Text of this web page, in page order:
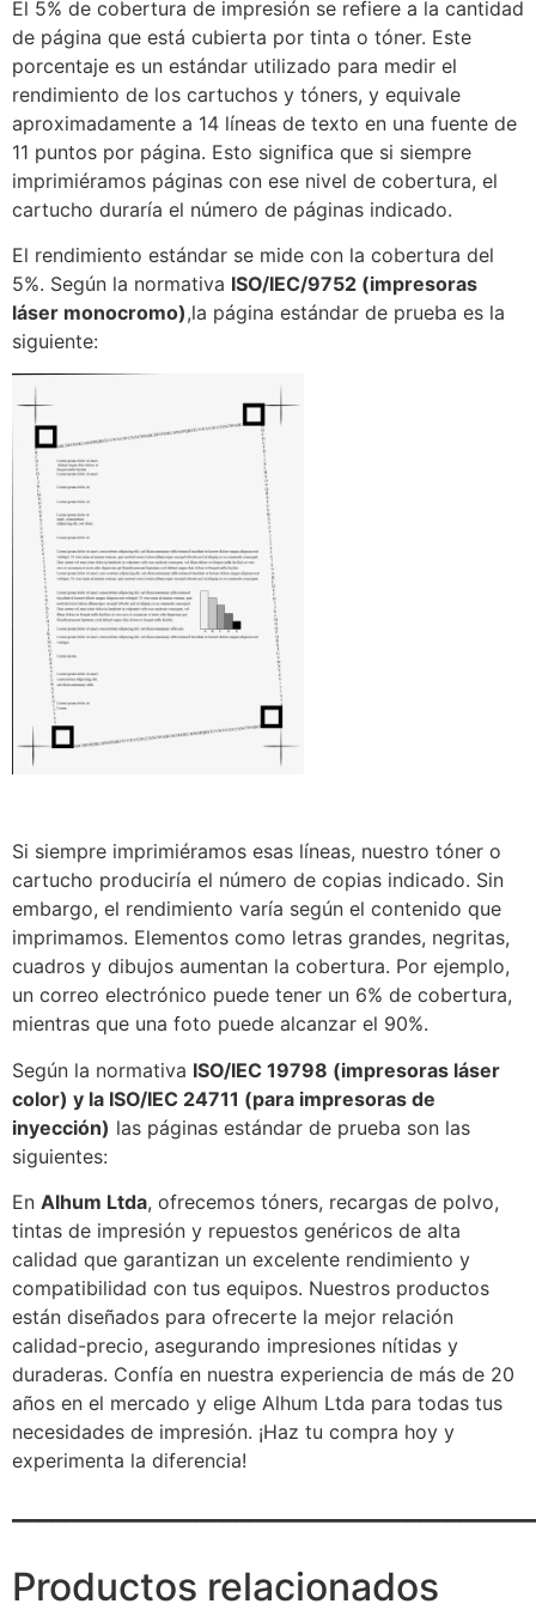
El 5% de cobertura de impresión se refiere a la cantidad
de página que está cubierta por tinta o tóner. Este
porcentaje es un estándar utilizado para medir el
rendimiento de los cartuchos y tóners, y equivale
aproximadamente a 14 líneas de texto en una fuente de
11 puntos por página. Esto significa que si siempre
imprimiéramos páginas con ese nivel de cobertura, el
cartucho duraría el número de páginas indicado.
El rendimiento estándar se mide con la cobertura del
5%. Según la normativa ISO/IEC/9752 (impresoras
láser monocromo),la página estándar de prueba es la
siguiente:
Si siempre imprimiéramos esas líneas, nuestro tóner o
cartucho produciría el número de copias indicado. Sin
embargo, el rendimiento varía según el contenido que
imprimamos. Elementos como letras grandes, negritas,
cuadros y dibujos aumentan la cobertura. Por ejemplo,
un correo electrónico puede tener un 6% de cobertura,
mientras que una foto puede alcanzar el 90%.
Según la normativa ISO/IEC 19798 (impresoras láser
color) y la ISO/IEC 24711 (para impresoras de
inyección) las páginas estándar de prueba son las
siguientes:
En Alhum Ltda, ofrecemos tóners, recargas de polvo,
tintas de impresión y repuestos genéricos de alta
calidad que garantizan un excelente rendimiento y
compatibilidad con tus equipos. Nuestros productos
están diseñados para ofrecerte la mejor relación
calidad-precio, asegurando impresiones nítidas y
duraderas. Confía en nuestra experiencia de más de 20
años en el mercado y elige Alhum Ltda para todas tus
necesidades de impresión. ¡Haz tu compra hoy y
experimenta la diferencia!
Productos relacionados